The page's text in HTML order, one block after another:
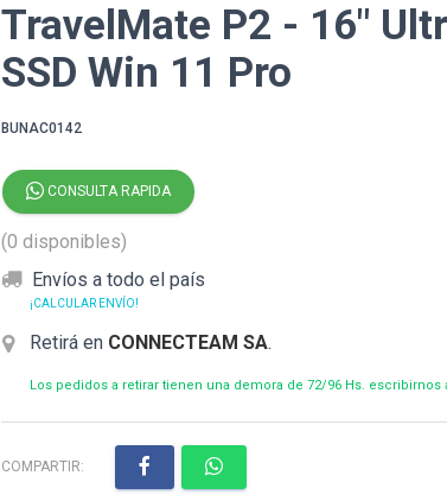
TravelMate P2 - 16"
SSD Win 11 Pro
BUNAC0142
CONSULTA RAPIDA
(0 disponibles)
Envíos a todo el país
¡CALCULAR ENVÍO!
Retirá en CONNECTEAM SA.
Los pedidos a retirar tienen una demora de 72/96 Hs. escribirnos al
COMPARTIR: